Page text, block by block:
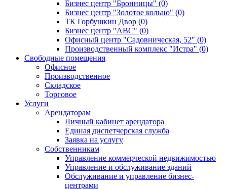
Бизнес центр "Бронницы" (0)
Бизнес центр "Золотое кольцо" (0)
ТК Горбушкин Двор (0)
Бизнес центр "АВС" (0)
Офисный центр "Садовническая, 52" (0)
Производственный комплекс "Истра" (0)
Свободные помещения
Офисное
Производственное
Складское
Торговое
Услуги
Арендаторам
Личный кабинет арендатора
Единая диспетчерская служба
Заявка на услугу
Собственникам
Управление коммерческой недвижимостью
Управление и обслуживание зданий
Обслуживание и управление бизнес-
центрами